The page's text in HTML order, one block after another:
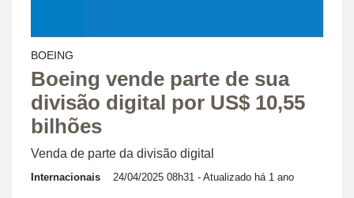
BOEING
Boeing vende parte de sua
divisão digital por US$ 10,55
bilhões
Venda de parte da divisão digital
Internacionais 24/04/2025 08h31 - Atualizado há 1 ano